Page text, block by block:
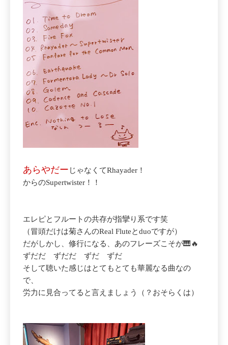
あらやだー じゃなくてRhayader！
からのSupertwister！！
エレピとフルートの共存が指攣り系です笑
（冒頭だけは菊さんのReal Fluteとduoですが）
だがしかし、修行になる、あのフレーズこそが🎹🔥
ずだだ ずだだ ずだ ずだ
そして聴いた感じはとてもとても華麗なる曲なの
で、
労力に見合ってると言えましょう（？おそらくは）